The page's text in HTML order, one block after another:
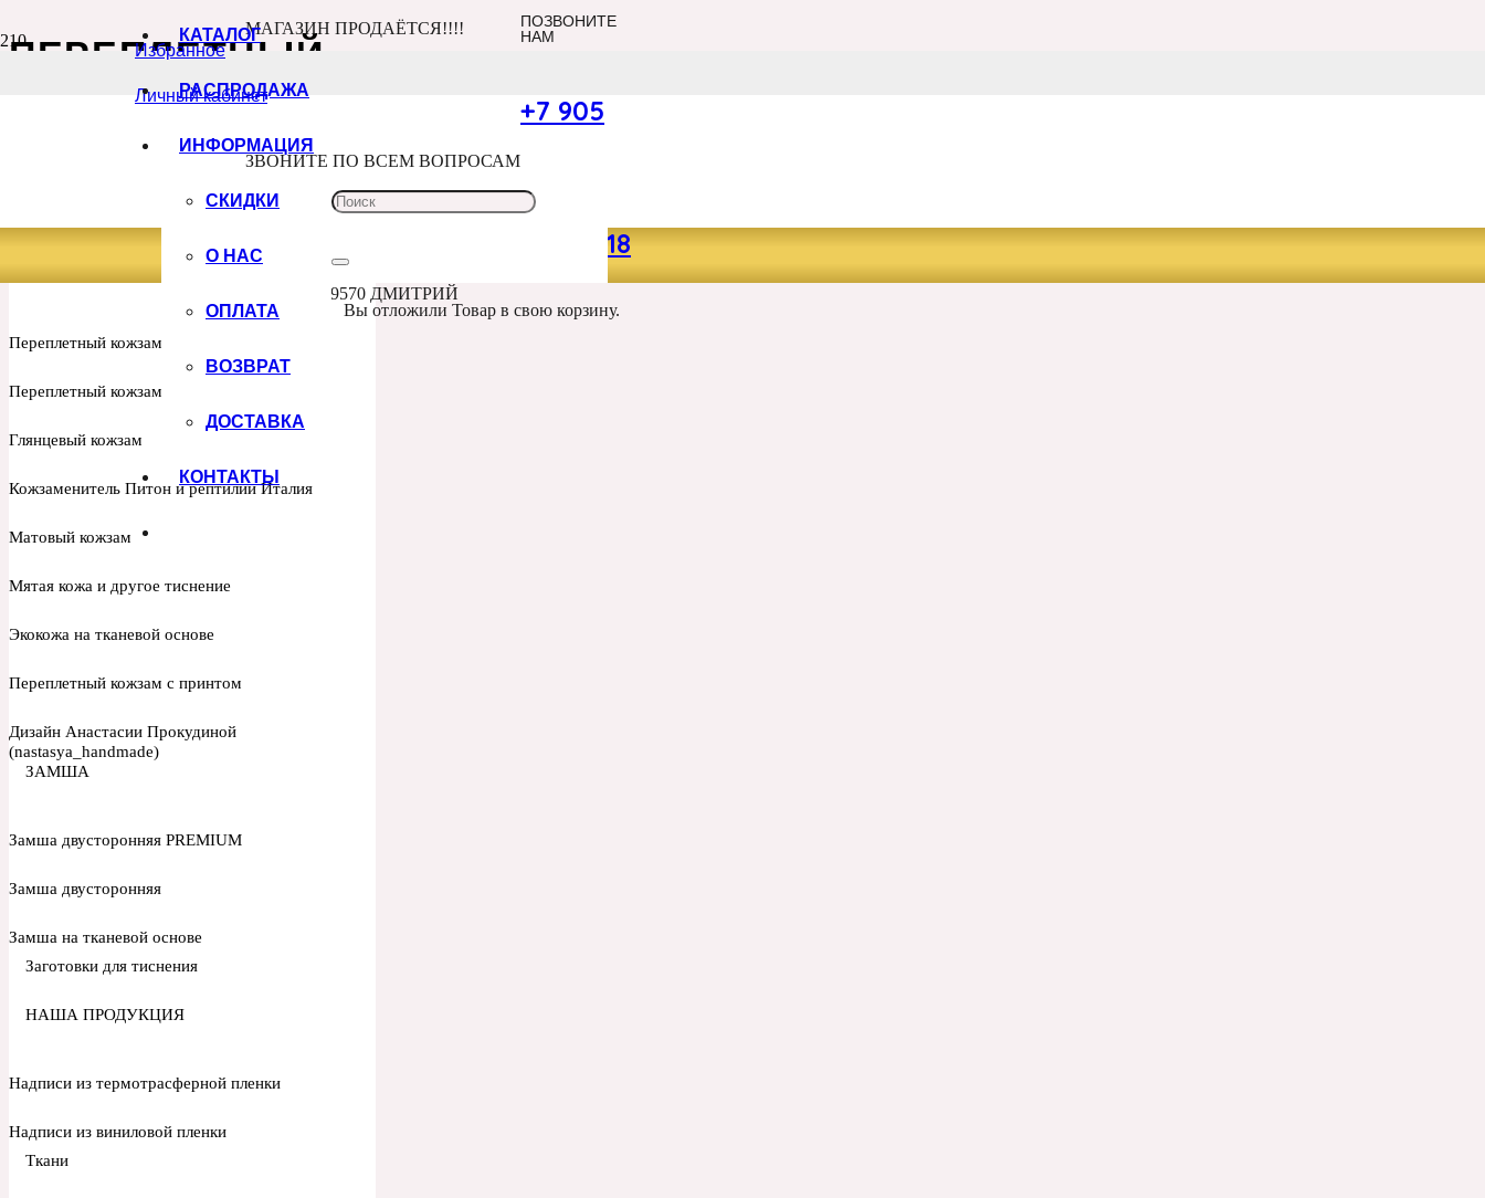
Избранное
Личный кабинет
МАГАЗИН ПРОДАЁТСЯ!!!!
ЗВОНИТЕ ПО ВСЕМ ВОПРОСАМ
+7 960 100 9570 ДМИТРИЙ
ПОЗВОНИТЕ
НАМ
+7 905
049 13 18
КАТАЛОГ
РАСПРОДАЖА
ИНФОРМАЦИЯ
СКИДКИ
О НАС
ОПЛАТА
ВОЗВРАТ
ДОСТАВКА
КОНТАКТЫ
Вы отложилиТовар в свою корзину.
ПЕРЕПЛЕТНЫЙ
КОЖЗАМ С
ПЕЧАТЬЮ
Товары с меткой “переплетный кожзам с
печатью”
ИНДИВИДУАЛЬНЫЙ ПРИНТ
Переплетный кожзам (Китай)
Переплетный кожзам ИТАЛИЯ
Глянцевый кожзам
Кожзаменитель Питон и рептилии Италия
Матовый кожзам
Мятая кожа и другое тиснение
Экокожа на тканевой основе
Переплетный кожзам с принтом
Дизайн Анастасии Прокудиной
(nastasya_handmade)
ЗАМША
Замша двусторонняя PREMIUM
Замша двусторонняя
Замша на тканевой основе
Заготовки для тиснения
НАША ПРОДУКЦИЯ
Надписи из термотрасферной пленки
Надписи из виниловой пленки
Ткани